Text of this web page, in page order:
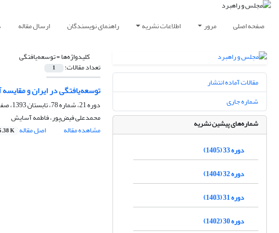
صفحه اصلی مرور اطلاعات نشریه راهنمای نویسندگان ارسال مقاله
کلیدواژه‌ها =توسعه‌یافتگی
تعداد مقالات: 1
توسعه‌یافتگی در ایران و
دوره 21، شماره 78، تابستان 1393، صفحه
محمدعلی فیض‌پور، فاطمه آسایش
مشاهده مقاله
اصل مقاله K
مقالات آماده انتشار
شماره جاری
شماره‌های پیشین نشریه
دوره 33 (1405)
دوره 32 (1404)
دوره 31 (1403)
دوره 30 (1402)